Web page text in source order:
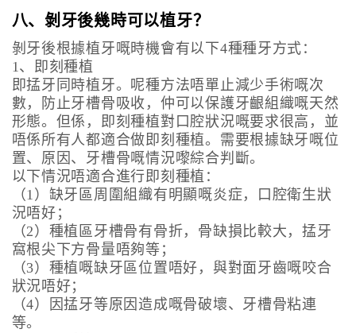
八、剝牙後幾時可以植牙？
剝牙後根據植牙嘅時機會有以下4種種牙方式：
1、即刻種植
即掹牙同時植牙。呢種方法唔單止減少手術嘅次
數，防止牙槽骨吸收，仲可以保護牙齦組織嘅天然
形態。但係，即刻種植對口腔狀況嘅要求很高，並
唔係所有人都適合做即刻種植。需要根據缺牙嘅位
置、原因、牙槽骨嘅情況嚟綜合判斷。
以下情況唔適合進行即刻種植：
（1）缺牙區周圍組織有明顯嘅炎症，口腔衛生狀
況唔好；
（2）種植區牙槽骨有骨折，骨缺損比較大，掹牙
窩根尖下方骨量唔夠等；
（3）種植嘅缺牙區位置唔好，與對面牙齒嘅咬合
狀況唔好；
（4）因掹牙等原因造成嘅骨破壞、牙槽骨粘連
等。